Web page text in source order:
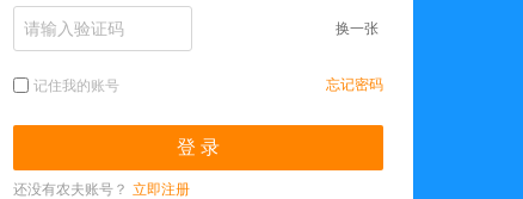
换一张
记住我的账号 忘记密码
还没有农夫账号？ 立即注册